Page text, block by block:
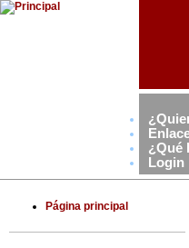
¿Qué
Login
Página principal